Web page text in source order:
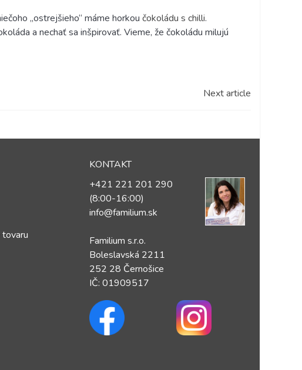
„ostrejšieho“ máme horkou čokoládu s chilli.
a nechať sa inšpirovať. Vieme, že čokoládu milujú
Next article
tovaru
KONTAKT
+421 221 201 290
(8:00-16:00)
info@familium.sk
Familium s.r.o.
Boleslavská 2211
252 28 Černošice
IČ: 01909517